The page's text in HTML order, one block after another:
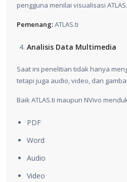
pengguna menilai visualisasi
Pemenang:ATLAS.ti
Analisis Data Multimedia
Saat ini penelitian tidak hanya
tetapi juga audio, video, dan
Baik ATLAS.ti maupun NVivo
PDF
Word
Audio
Video